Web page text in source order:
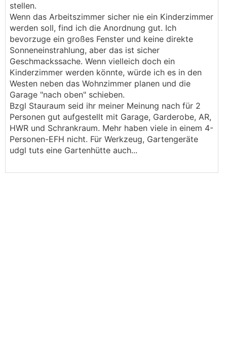
stellen.
Wenn das Arbeitszimmer sicher nie ein Kinderzimmer
werden soll, find ich die Anordnung gut. Ich
bevorzuge ein großes Fenster und keine direkte
Sonneneinstrahlung, aber das ist sicher
Geschmackssache. Wenn vielleich doch ein
Kinderzimmer werden könnte, würde ich es in den
Westen neben das Wohnzimmer planen und die
Garage "nach oben" schieben.
Bzgl Stauraum seid ihr meiner Meinung nach für 2
Personen gut aufgestellt mit Garage, Garderobe, AR,
HWR und Schrankraum. Mehr haben viele in einem 4-
Personen-EFH nicht. Für Werkzeug, Gartengeräte
udgl tuts eine Gartenhütte auch...